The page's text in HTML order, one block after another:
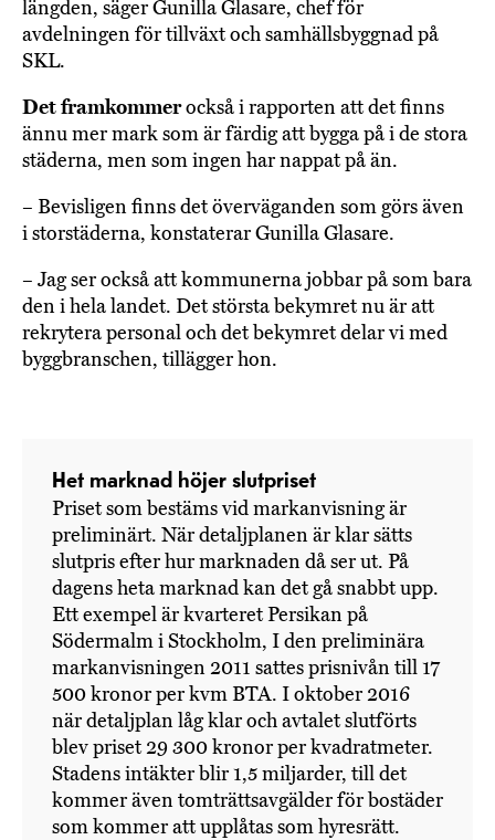
längden, säger Gunilla Glasare, chef för
avdelningen för tillväxt och samhällsbyggnad på
SKL.
Det framkommerockså i rapporten att det finns
ännu mer mark som är färdig att bygga på i de stora
städerna, men som ingen har nappat på än.
– Bevisligen finns det överväganden som görs även
i storstäderna, konstaterar Gunilla Glasare.
– Jag ser också att kommunerna jobbar på som bara
den i hela landet. Det största bekymret nu är att
rekrytera personal och det bekymret delar vi med
byggbranschen, tillägger hon.
Het marknad höjer slutpriset
Priset som bestäms vid markanvisning är
preliminärt. När detaljplanen är klar sätts
slutpris efter hur marknaden då ser ut. På
dagens heta marknad kan det gå snabbt upp.
Ett exempel är kvarteret Persikan på
Södermalm i Stockholm, I den preliminära
markanvisningen 2011 sattes prisnivån till 17
500 kronor per kvm BTA. I oktober 2016
när detaljplan låg klar och avtalet slutförts
blev priset 29 300 kronor per kvadratmeter.
Stadens intäkter blir 1,5 miljarder, till det
kommer även tomträttsavgälder för bostäder
som kommer att upplåtas som hyresrätt.